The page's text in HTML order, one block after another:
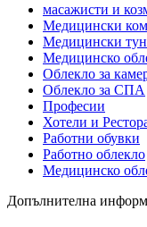
масажисти и
Медицински
Медицински
Медицинско
Облекло за
Облекло за СПА
Професии
Хотели и
Работни обувки
Работно облекло
Медицинско
Допълнителна